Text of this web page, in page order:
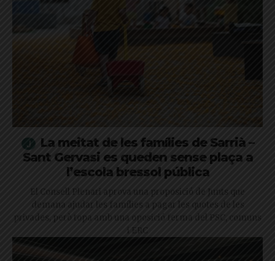
La meitat de les famílies de Sarrià –
Sant Gervasi es queden sense plaça a
l’escola bressol pública
El Consell Plenari aprova una proposició de Junts que
demana ajudar les famílies a pagar les quotes de les
privades, però topa amb una oposició ferma del PSC, comuns
i ERC